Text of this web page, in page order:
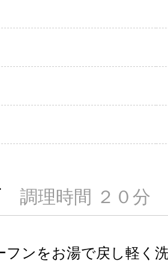
調理時間 ２０分
フンをお湯で戻し軽く